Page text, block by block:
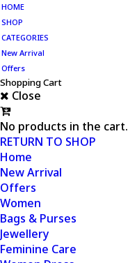
HOME
SHOP
CATEGORIES
New Arrival
Offers
Shopping Cart
Close
No products in the cart.
RETURN TO SHOP
Home
New Arrival
Offers
Women
Bags & Purses
Jewellery
Feminine Care